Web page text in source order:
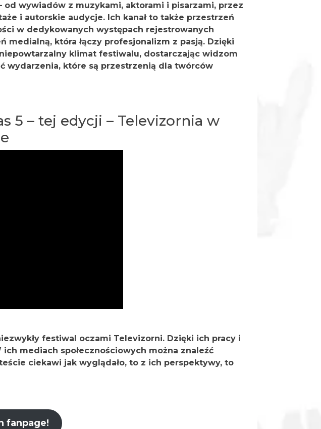
wywiadów z muzykami, aktorami i pisarzami, przez
i autorskie audycje. Ich kanał to także przestrzeń
w dedykowanych występach rejestrowanych
która łączy profesjonalizm z pasją. Dzięki
klimat festiwalu, dostarczając widzom
wydarzenia, które są przestrzenią dla twórców
5 – tej edycji – Televizornia w
festiwal oczami Televizorni. Dzięki ich pracy i
mediach społecznościowych można znaleźć
ciekawi jak wyglądało, to z ich perspektywy, to
fanpage!